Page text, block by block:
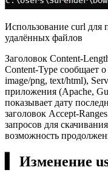
Использование curl для
удалённых файлов
Заголовок Content-
Content-Type сообщает
image/png, text/html),
приложения (Apache,
показывает дату
заголовок Accept-
запросов для
возможность
▍ Изменение